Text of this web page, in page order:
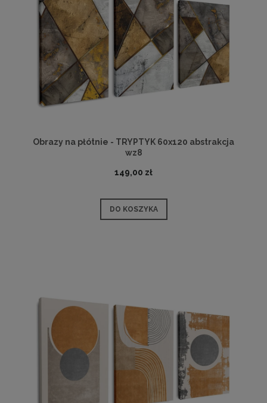
Obrazy na płótnie - TRYPTYK 60x120 abstrakcja
wz8
149,00 zł
DO KOSZYKA